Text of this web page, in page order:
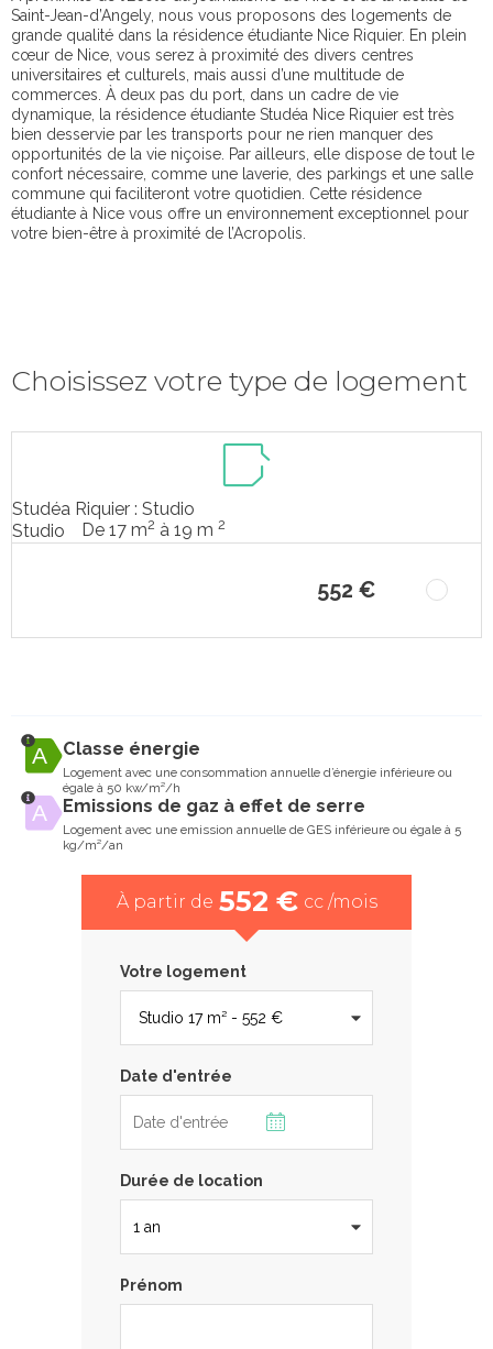
Saint-Jean-d’Angely, nous vous proposons des logements de
grande qualité dans la résidence étudiante Nice Riquier. En plein
cœur de Nice, vous serez à proximité des divers centres
universitaires et culturels, mais aussi d’une multitude de
commerces. À deux pas du port, dans un cadre de vie
dynamique, la résidence étudiante Studéa Nice Riquier est très
bien desservie par les transports pour ne rien manquer des
opportunités de la vie niçoise. Par ailleurs, elle dispose de tout le
confort nécessaire, comme une laverie, des parkings et une salle
commune qui faciliteront votre quotidien. Cette résidence
étudiante à Nice vous offre un environnement exceptionnel pour
votre bien-être à proximité de l’Acropolis.
Choisissez votre type de logement
Studéa Riquier : Studio
Studio
De 17 m2 à 19 m 2
552 €
Classe énergie
Logement avec une consommation annuelle d’énergie inférieure ou
égale à 50 kw/m²/h
Emissions de gaz à effet de serre
Logement avec une emission annuelle de GES inférieure ou égale à 5
kg/m²/an
À partir de 552 € cc /mois
Votre logement
Date d'entrée
Durée de location
Prénom